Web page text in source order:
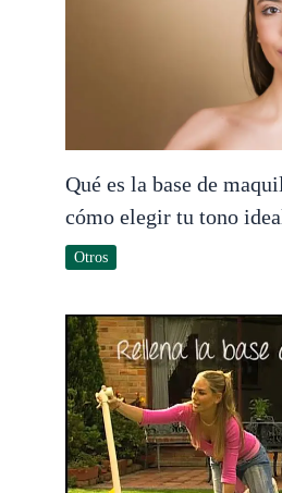
Qué es la base de
cómo elegir tu tono
Otros